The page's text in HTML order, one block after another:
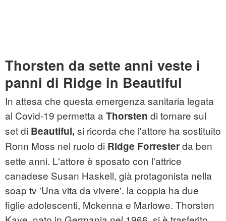
Thorsten da sette anni veste i
panni di Ridge in Beautiful
In attesa che questa emergenza sanitaria legata
al Covid-19 permetta a Thorsten di tornare sul
set di Beautiful, si ricorda che l'attore ha sostituito
Ronn Moss nel ruolo di Ridge Forresterda ben
sette anni. L'attore è sposato con l'attrice
canadese Susan Haskell, già protagonista nella
soap tv 'Una vita da vivere'. la coppia ha due
figlie adolescenti, Mckenna e Marlowe. Thorsten